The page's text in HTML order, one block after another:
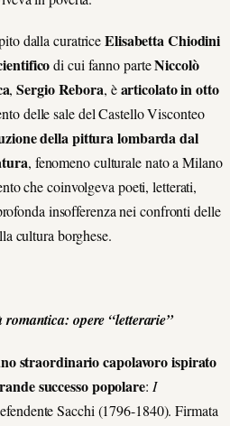
dalla curatriceElisabetta Chiodini
di cui fanno parteNiccolò
, Sergio Rebora, èarticolato in otto
delle sale del Castello Visconteo
della pittura lombarda dal
, fenomeno culturale nato a Milano
che coinvolgeva poeti, letterati,
insofferenza nei confronti delle
cultura borghese.
opere “letterarie”
straordinario capolavoro ispirato
successo popolare: I
Sacchi (1796-1840). Firmata